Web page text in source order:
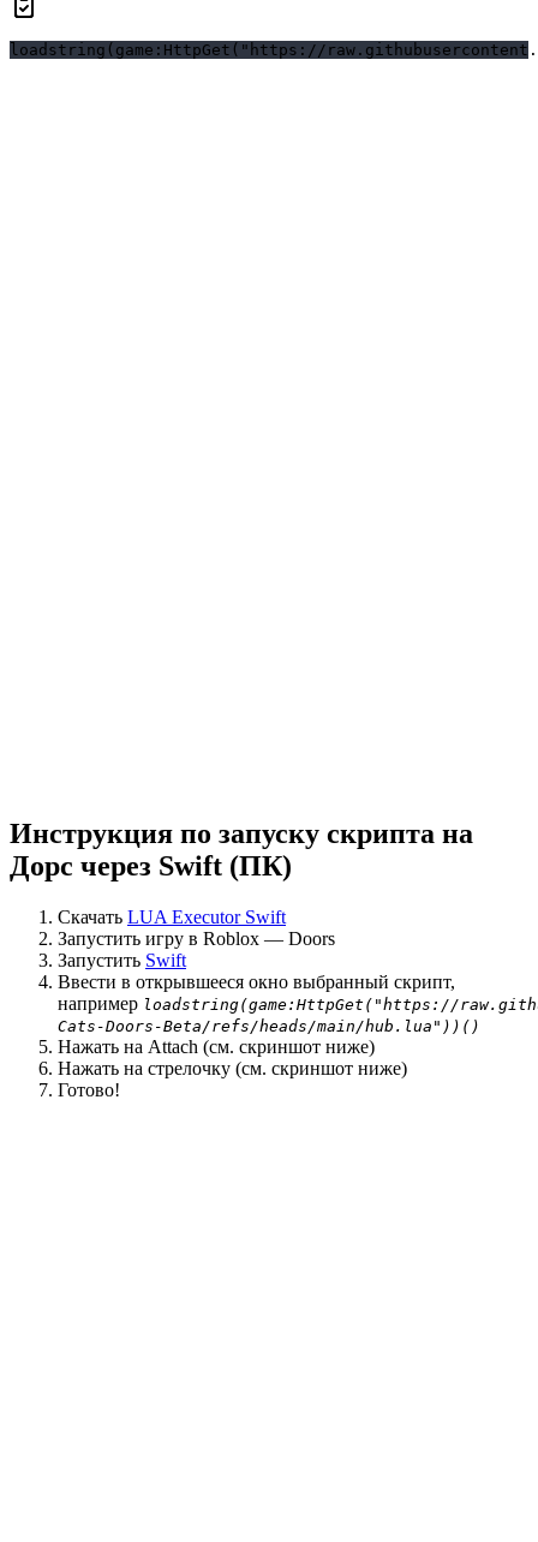
loadstring(game:HttpGet("https://
Инструкция по запуску скрипта на
Дорс через Swift (ПК)
Скачать LUA Executor Swift
Запустить игру в Roblox — Doors
Запустить Swift
Ввести в открывшееся окно выбранный скрипт,
например loadstring(game:HttpGet("https://
Cats-Doors-Beta/refs/heads/main/hub.lua"))()
Нажать на Attach (см. скриншот ниже)
Нажать на стрелочку (см. скриншот ниже)
Готово!